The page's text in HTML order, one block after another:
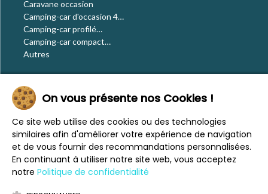
Caravane occasion
Camping-car d'occasion 4
places
Camping-car profilé
occasion
Camping-car compact
occasion
Autres
Le blog
Actualités
Évènements
Nos conseils
Vos voyages
CaraMaps
Espace presse
On vous présente nos Cookies !
Ce site web utilise des cookies ou des technologies
similaires afin d'améliorer votre expérience de navigation
et de vous fournir des recommandations personnalisées.
En continuant à utiliser notre site web, vous acceptez
notre Politique de confidentialité